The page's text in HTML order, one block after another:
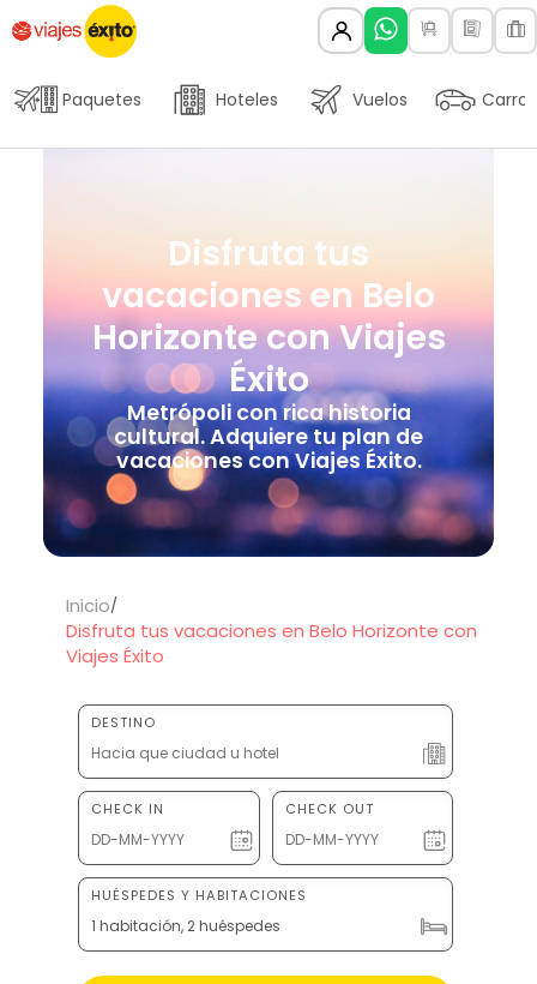
Paquetes Hoteles Vuelos Carros
Disfruta tus
vacaciones en Belo
Horizonte con Viajes
Éxito
Metrópoli con rica historia
cultural. Adquiere tu plan de
vacaciones con Viajes Éxito.
Inicio
Disfruta tus vacaciones en Belo Horizonte con
Viajes Éxito
DESTINO
CHECK IN CHECK OUT
HUÉSPEDES Y HABITACIONES
1 habitación, 2 huéspedes